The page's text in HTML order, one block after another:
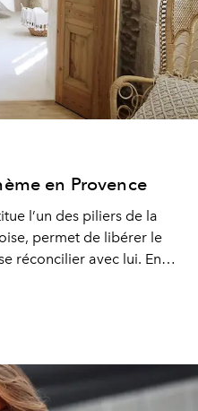
en Provence
l’un des piliers de la
permet de libérer le
réconcilier avec lui. En
propose des cures zen
des prin-cipes du tui